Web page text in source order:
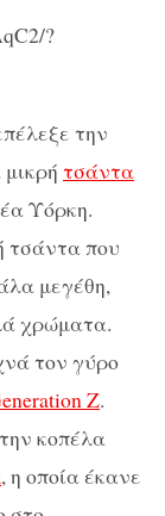
?
την
τσάντα
Υόρκη.
τσάντα που
μεγέθη,
χρώματα.
τον γύρο
Z.
κοπέλα
, η οποία έκανε